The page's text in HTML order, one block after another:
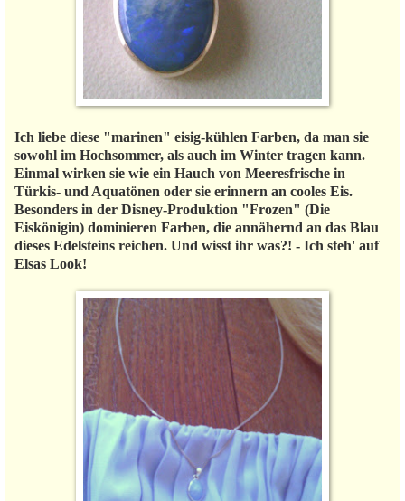
Ich liebe diese "marinen" eisig-kühlen Farben, da man sie
sowohl im Hochsommer, als auch im Winter tragen kann.
Einmal wirken sie wie ein Hauch von Meeresfrische in
Türkis- und Aquatönen oder sie erinnern an cooles Eis.
Besonders in der Disney-Produktion "Frozen" (Die
Eiskönigin) dominieren Farben, die annähernd an das Blau
dieses Edelsteins reichen. Und wisst ihr was?! - Ich steh' auf
Elsas Look!